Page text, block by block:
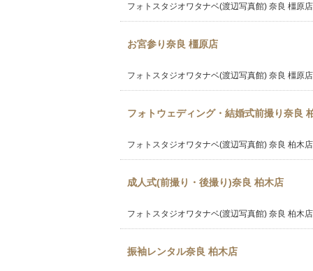
フォトスタジオワタナベ(渡辺写真館) 奈良 橿原店
お宮参り奈良 橿原店
フォトスタジオワタナベ(渡辺写真館) 奈良 橿原店
フォトウェディング・結婚式前撮り奈良
フォトスタジオワタナベ(渡辺写真館) 奈良 柏木店
成人式(前撮り・後撮り)奈良 柏木店
フォトスタジオワタナベ(渡辺写真館) 奈良 柏木店
振袖レンタル奈良 柏木店